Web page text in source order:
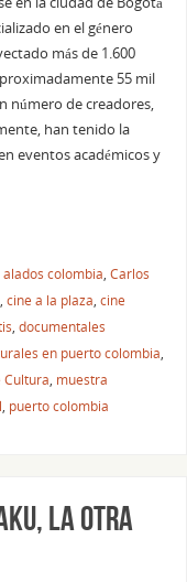
en el género
más de 1.600
55 mil
número de creadores,
han tenido la
eventos académicos y
alados colombia, Carlos
, cine a la plaza, cine
, documentales
en puerto colombia,
Cultura, muestra
, puerto colombia
LA OTRA